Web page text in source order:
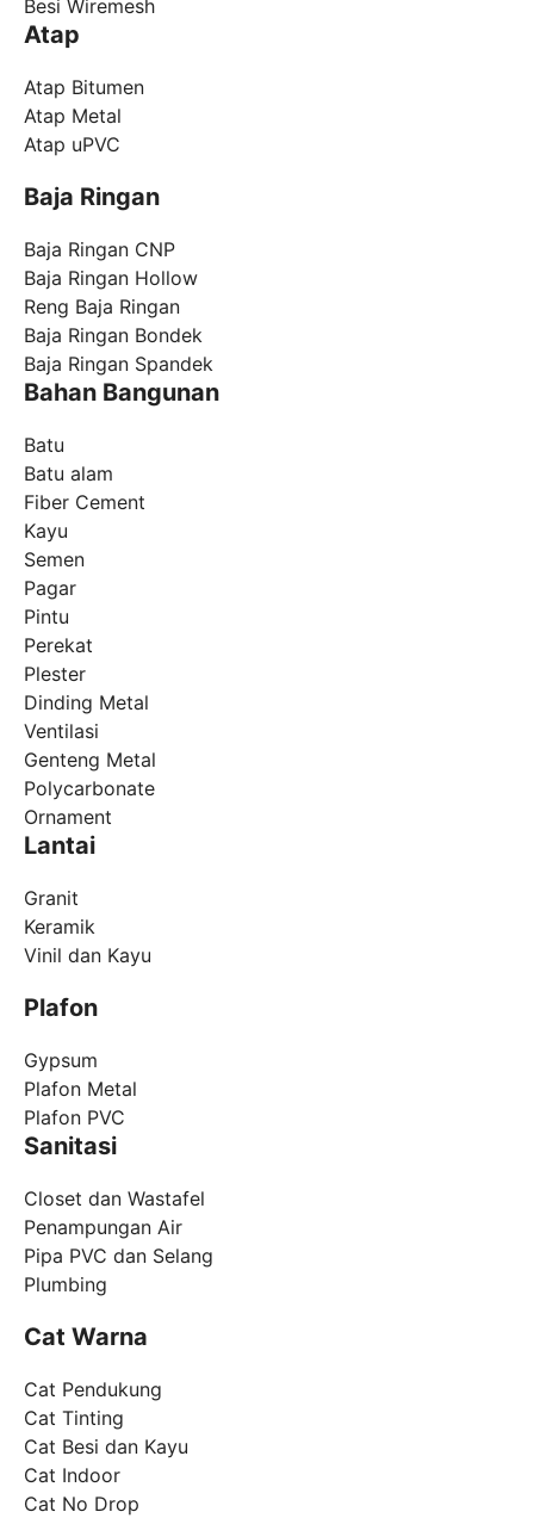
Besi Wiremesh
Atap
Atap Bitumen
Atap Metal
Atap uPVC
Baja Ringan
Baja Ringan CNP
Baja Ringan Hollow
Reng Baja Ringan
Baja Ringan Bondek
Baja Ringan Spandek
Bahan Bangunan
Batu
Batu alam
Fiber Cement
Kayu
Semen
Pagar
Pintu
Perekat
Plester
Dinding Metal
Ventilasi
Genteng Metal
Polycarbonate
Ornament
Lantai
Granit
Keramik
Vinil dan Kayu
Plafon
Gypsum
Plafon Metal
Plafon PVC
Sanitasi
Closet dan Wastafel
Penampungan Air
Pipa PVC dan Selang
Plumbing
Cat Warna
Cat Pendukung
Cat Tinting
Cat Besi dan Kayu
Cat Indoor
Cat No Drop